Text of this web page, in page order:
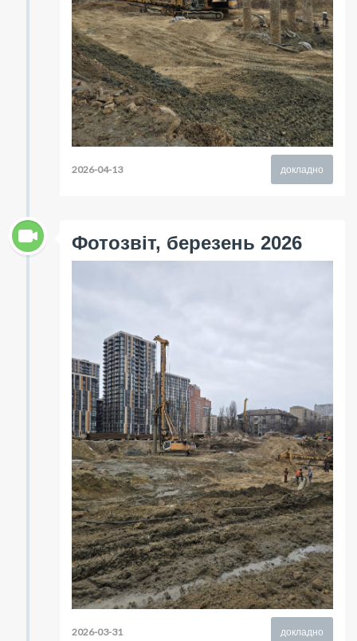
докладно
2026-04-13
Фотозвіт, березень 2026
докладно
2026-03-31